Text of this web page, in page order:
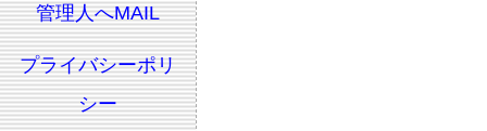
管理人へMAIL
プライバシーポリ
シー